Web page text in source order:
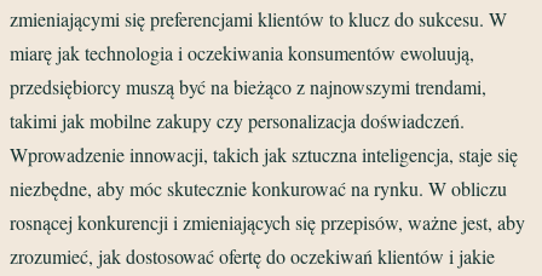
zmieniającymi się preferencjami klientów to klucz do sukcesu. W
miarę jak technologia i oczekiwania konsumentów ewoluują,
przedsiębiorcy muszą być na bieżąco z najnowszymi trendami,
takimi jak mobilne zakupy czy personalizacja doświadczeń.
Wprowadzenie innowacji, takich jak sztuczna inteligencja, staje się
niezbędne, aby móc skutecznie konkurować na rynku. W obliczu
rosnącej konkurencji i zmieniających się przepisów, ważne jest, aby
zrozumieć, jak dostosować ofertę do oczekiwań klientów i jakie